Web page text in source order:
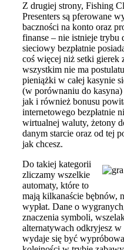
Z drugiej strony, Fishing
Presenters są pferowane
baczności na konto oraz
finanse – nie istnieje trybu
sieciowy bezpłatnie
coś więcej niż setki gierek
wszystkim nie ma
pieniążki w całej kasynie
(w porównaniu do kasyna)
jak i również bonusu
internetowego bezpłatnie
wirtualnej waluty, żetony
danym starcie oraz od tej
jak chcesz.
Do takiej kategorii
zliczamy wszelkie
automaty, które to
mają kilkanaście bębnów,
wypłat. Dane o
znaczenia symboli,
alternatywach odkryjesz w
wydaje się być